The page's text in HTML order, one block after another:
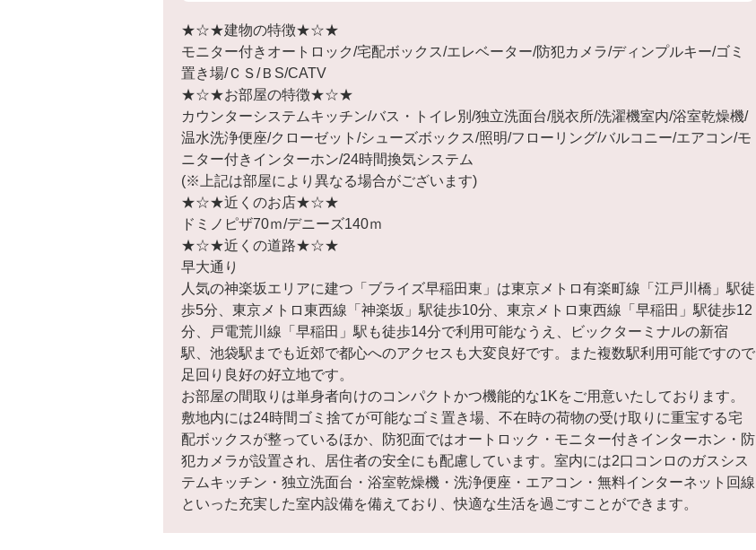
★☆★建物の特徴★☆★
モニター付きオートロック/宅配ボックス/エレベーター/防犯カメラ/ディンプルキー/ゴミ
置き場/ＣＳ/ＢS/CATV
★☆★お部屋の特徴★☆★
カウンターシステムキッチン/バス・トイレ別/独立洗面台/脱衣所/洗濯機室内/浴室乾燥機/
温水洗浄便座/クローゼット/シューズボックス/照明/フローリング/バルコニー/エアコン/モ
ニター付きインターホン/24時間換気システム
(※上記は部屋により異なる場合がございます)
★☆★近くのお店★☆★
ドミノピザ70ｍ/デニーズ140ｍ
★☆★近くの道路★☆★
早大通り
人気の神楽坂エリアに建つ「ブライズ早稲田東」は東京メトロ有楽町線「江戸川橋」駅徒
歩5分、東京メトロ東西線「神楽坂」駅徒歩10分、東京メトロ東西線「早稲田」駅徒歩12
分、戸電荒川線「早稲田」駅も徒歩14分で利用可能なうえ、ビックターミナルの新宿
駅、池袋駅までも近郊で都心へのアクセスも大変良好です。また複数駅利用可能ですので
足回り良好の好立地です。
お部屋の間取りは単身者向けのコンパクトかつ機能的な1Kをご用意いたしております。
敷地内には24時間ゴミ捨てが可能なゴミ置き場、不在時の荷物の受け取りに重宝する宅
配ボックスが整っているほか、防犯面ではオートロック・モニター付きインターホン・防
犯カメラが設置され、居住者の安全にも配慮しています。室内には2口コンロのガスシス
テムキッチン・独立洗面台・浴室乾燥機・洗浄便座・エアコン・無料インターネット回線
といった充実した室内設備を備えており、快適な生活を過ごすことができます。